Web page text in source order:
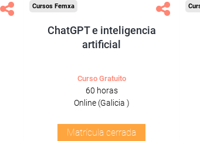
Cursos Femxa
ChatGPT e inteligencia
artificial
Curso Gratuito
60 horas
Online (Galicia )
Matrícula cerrada